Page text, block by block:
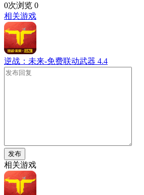
0次浏览 0
相关游戏
逆战：未来-免费联动武器 4.4
发布
相关游戏